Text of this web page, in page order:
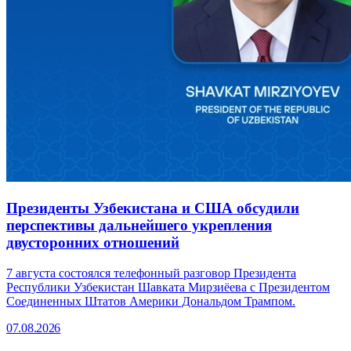
Президенты Узбекистана и США обсудили
перспективы дальнейшего укрепления
двусторонних отношений
7 августа состоялся телефонный разговор Президента
Республики Узбекистан Шавката Мирзиёева с Президентом
Соединенных Штатов Америки Дональдом Трампом.
07.08.2026